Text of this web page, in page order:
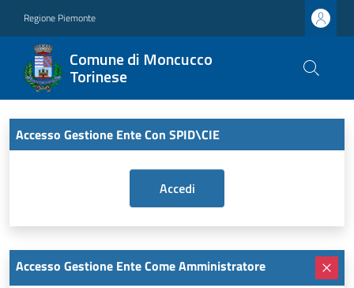
Regione Piemonte
Comune di Moncucco
Torinese
Accesso Gestione Ente Con SPID\CIE
Accesso Gestione Ente Come Amministratore